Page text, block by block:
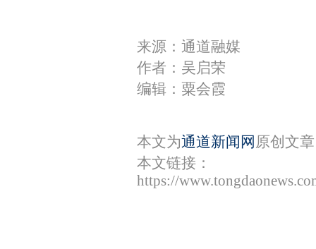
来源：通道融媒
作者：吴启荣
编辑：粟会霞
本文为通道新闻网 原创文
本文链接：
https://